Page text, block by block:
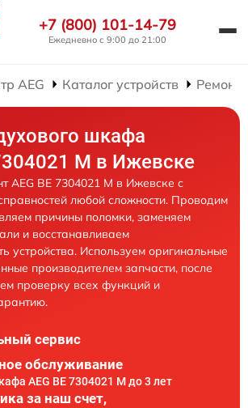
+7 (800) 101-14-79
Ежедневно с 9:00 до 21:00
AEG Каталог устройств
шкафа
M в Ижевске
AEG BE 7304021 M в Ижевске с
любой сложности. Проводим
причины поломки, заменяем
и восстанавливаем
устройства. Используем оригинальные
производителем запчасти, после
проверку всех функций и
сервис
обслуживание
AEG BE 7304021 M до 3 лет
за наш счет,